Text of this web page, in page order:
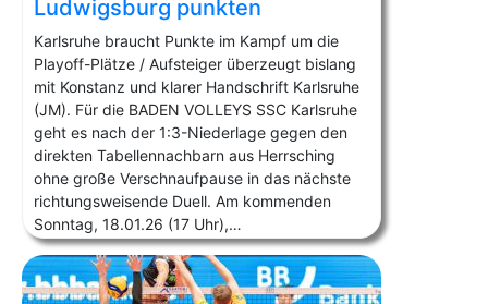
Ludwigsburg punkten
Karlsruhe braucht Punkte im Kampf um die
Playoff-Plätze / Aufsteiger überzeugt bislang
mit Konstanz und klarer Handschrift Karlsruhe
(JM). Für die BADEN VOLLEYS SSC Karlsruhe
geht es nach der 1:3-Niederlage gegen den
direkten Tabellennachbarn aus Herrsching
ohne große Verschnaufpause in das nächste
richtungsweisende Duell. Am kommenden
Sonntag, 18.01.26 (17 Uhr),…